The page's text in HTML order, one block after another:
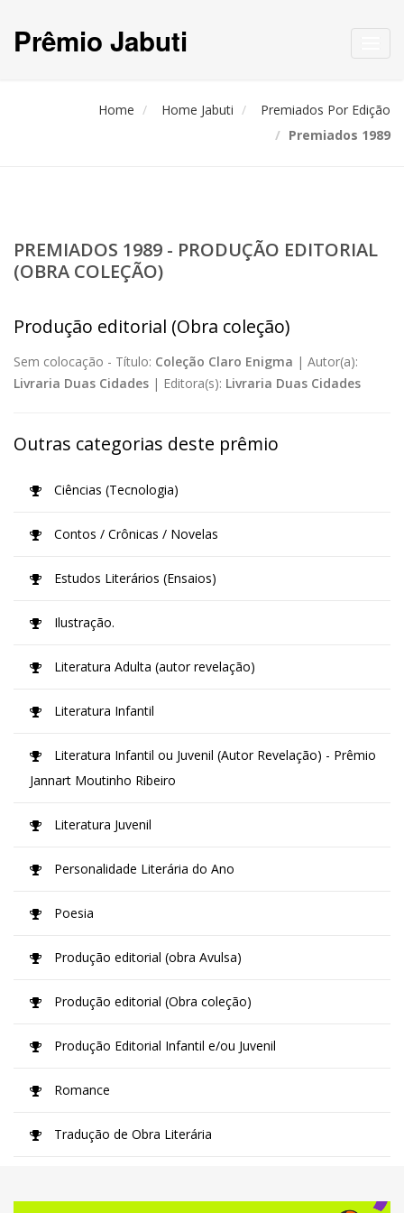
Prêmio Jabuti
Home Home Jabuti
Premiados Por Edição
Premiados 1989
PREMIADOS 1989 - PRODUÇÃO EDITORIAL
(OBRA COLEÇÃO)
Produção editorial (Obra coleção)
Sem colocação - Título: Coleção Claro Enigma | Autor(a):
Livraria Duas Cidades | Editora(s): Livraria Duas Cidades
Outras categorias deste prêmio
Ciências (Tecnologia)
Contos / Crônicas / Novelas
Estudos Literários (Ensaios)
Ilustração.
Literatura Adulta (autor revelação)
Literatura Infantil
Literatura Infantil ou Juvenil (Autor Revelação) - Prêmio
Jannart Moutinho Ribeiro
Literatura Juvenil
Personalidade Literária do Ano
Poesia
Produção editorial (obra Avulsa)
Produção editorial (Obra coleção)
Produção Editorial Infantil e/ou Juvenil
Romance
Tradução de Obra Literária